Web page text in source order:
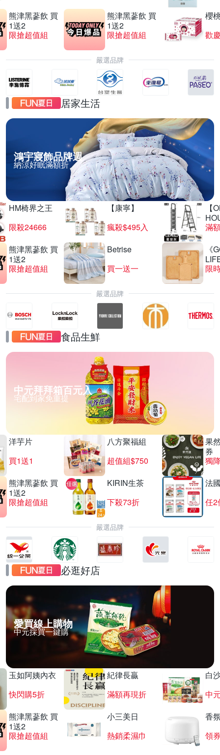
熊津黑蔘飲 買
1送2
限搶超值組
熊津黑蔘飲 買
1送2
限搶超值組
櫻
歡
嚴選品牌
居家生活
鴻宇寢飾品牌週
納涼好眠滿額折
HM椅界之王
限殺24666
【康寧】
瘋殺$495入
【
滿
熊津黑蔘飲 買
1送2
限搶超值組
Betrise
買一送一
《
限
嚴選品牌
食品生鮮
中元拜拜箱百元入
宅配到家免重提
洋芋片
買1送1
八方聚福組
超值組$750
果
券
獨
熊津黑蔘飲 買
1送2
限搶超值組
KIRIN生茶
下殺73折
法
任2
嚴選品牌
必逛好店
愛買線上購物
中元採買一鍵購
玉如阿姨內衣
快閃購5折
紀律長贏
滿額再現折
白
中
熊津黑蔘飲 買
1送2
限搶超值組
小三美日
熱銷柔濕巾
香
領